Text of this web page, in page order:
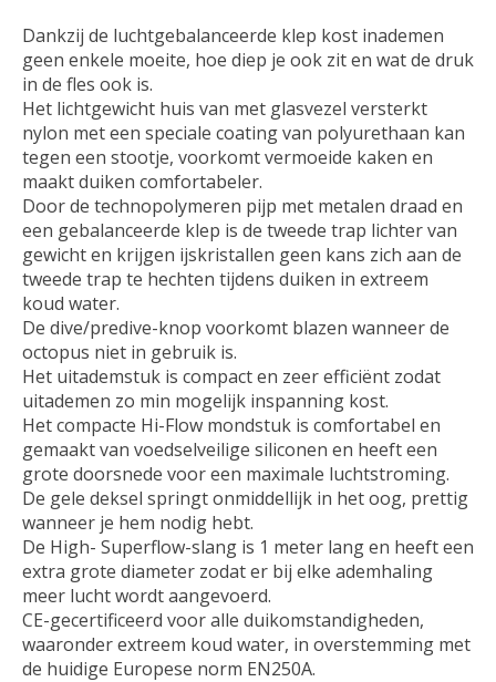
Dankzij de luchtgebalanceerde klep kost inademen
geen enkele moeite, hoe diep je ook zit en wat de druk
in de fles ook is.
Het lichtgewicht huis van met glasvezel versterkt
nylon met een speciale coating van polyurethaan kan
tegen een stootje, voorkomt vermoeide kaken en
maakt duiken comfortabeler.
Door de technopolymeren pijp met metalen draad en
een gebalanceerde klep is de tweede trap lichter van
gewicht en krijgen ijskristallen geen kans zich aan de
tweede trap te hechten tijdens duiken in extreem
koud water.
De dive/predive-knop voorkomt blazen wanneer de
octopus niet in gebruik is.
Het uitademstuk is compact en zeer efficiënt zodat
uitademen zo min mogelijk inspanning kost.
Het compacte Hi-Flow mondstuk is comfortabel en
gemaakt van voedselveilige siliconen en heeft een
grote doorsnede voor een maximale luchtstroming.
De gele deksel springt onmiddellijk in het oog, prettig
wanneer je hem nodig hebt.
De High- Superflow-slang is 1 meter lang en heeft een
extra grote diameter zodat er bij elke ademhaling
meer lucht wordt aangevoerd.
CE-gecertificeerd voor alle duikomstandigheden,
waaronder extreem koud water, in overstemming met
de huidige Europese norm EN250A.